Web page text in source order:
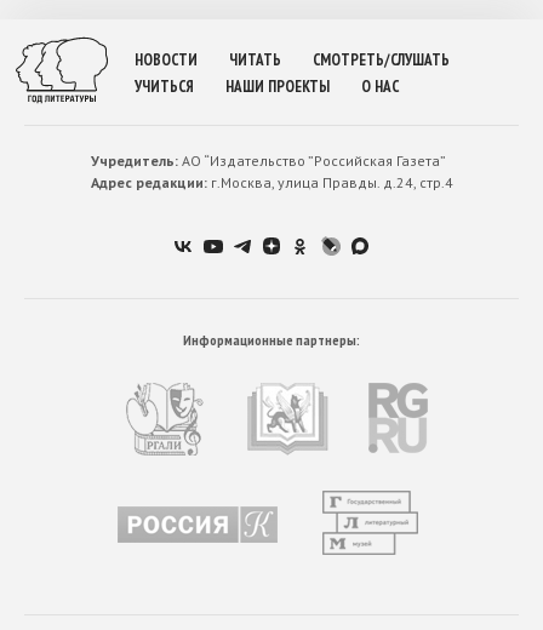
НОВОСТИ ЧИТАТЬ
СМОТРЕТЬ/СЛУШАТЬ
УЧИТЬСЯ
НАШИ ПРОЕКТЫ О НАС
Учредитель:АО “Издательство ”Российская Газета”
Адрес редакции:г.Москва, улица Правды. д.24, стр.4
Информационные партнеры: